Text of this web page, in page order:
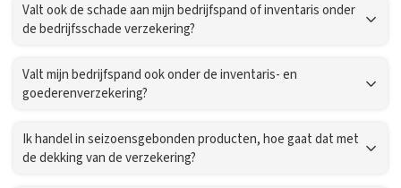
Valt ook de schade aan mijn bedrijfspand of inventaris onder
de bedrijfsschade verzekering?
Valt mijn bedrijfspand ook onder de inventaris- en
goederenverzekering?
Ik handel in seizoensgebonden producten, hoe gaat dat met
de dekking van de verzekering?